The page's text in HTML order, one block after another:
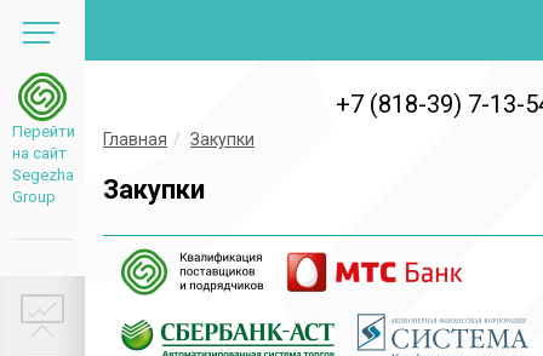
Перейти
на сайт
Segezha
Group
+7 (818-39) 7-13-
Главная Закупки
Закупки